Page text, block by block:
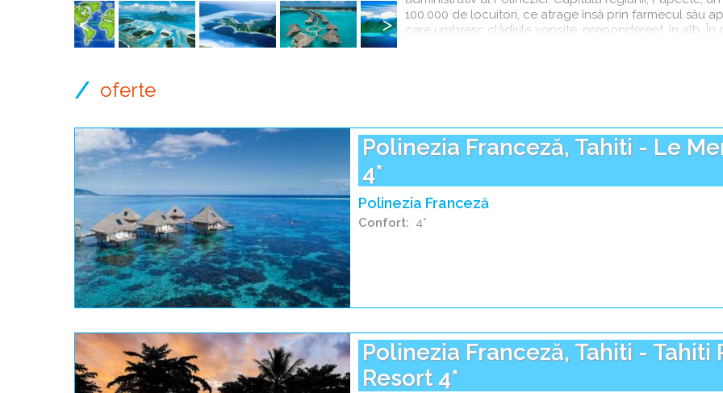
Anterior Următorul
100.000 de locuitori, ce atrage însă prin farmecul său
care umbresc clădirile vopsite, preponderent, în alb.
Bougainville, catedrala Notre-Dame din Papeete sau
oferte
Polinezia Franceză, Tahiti - Le
4*
Polinezia Franceză
Confort 4*
Polinezia Franceză, Tahiti - Tahiti
Resort 4*